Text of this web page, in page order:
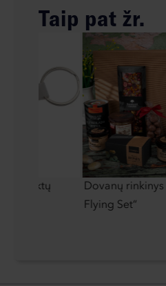
Taip pat žr.
raktų
Dovanų rinkinys
Flying Set“